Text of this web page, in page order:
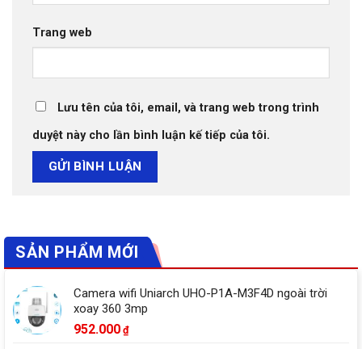
Trang web
Lưu tên của tôi, email, và trang web trong trình
duyệt này cho lần bình luận kế tiếp của tôi.
SẢN PHẨM MỚI
Camera wifi Uniarch UHO-P1A-M3F4D ngoài trời
xoay 360 3mp
952.000 ₫